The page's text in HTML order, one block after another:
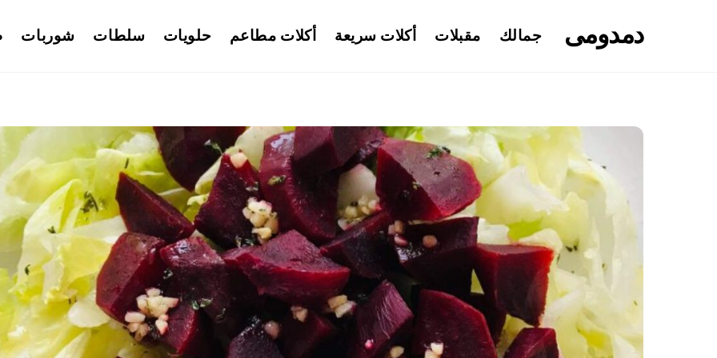
دمدومى جمالك مقبلات أكلات سريعة أكلات مطاعم حلويات سلطات شوربات